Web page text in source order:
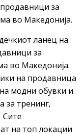
за
во Македонија.
ланец на
за
во Македонија.
на продавница
модни обувки и
за тренинг,
Сите
на топ локации